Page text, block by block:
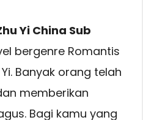
Yi China Sub
bergenre Romantis
Banyak orang telah
memberikan
Bagi kamu yang